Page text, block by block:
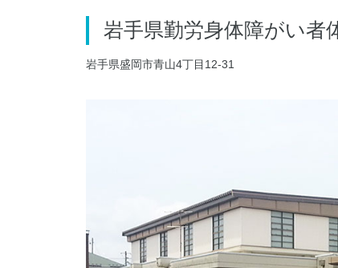
019-641-8302
岩手県勤労身体障がい者
岩手県盛岡市青山4丁目12-31